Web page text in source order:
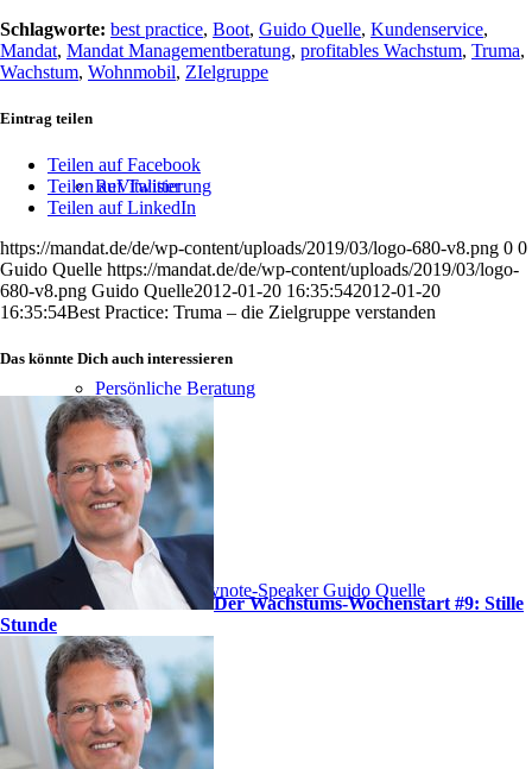
ReVitalisierung
Persönliche Beratung
Redner und Keynote-Speaker Guido Quelle
Schlagworte: best practice, Boot, Guido Quelle, Kundenservice,
Mandat, Mandat Managementberatung, profitables Wachstum, Truma,
Wachstum, Wohnmobil, ZIelgruppe
Eintrag teilen
Teilen auf Facebook
Teilen auf Twitter
Teilen auf LinkedIn
https://mandat.de/de/wp-content/uploads/2019/03/logo-680-v8.png 0 0
Guido Quelle https://mandat.de/de/wp-content/uploads/2019/03/logo-
680-v8.png Guido Quelle2012-01-20 16:35:542012-01-20
16:35:54Best Practice: Truma – die Zielgruppe verstanden
Das könnte Dich auch interessieren
Der Wachstums-Wochenstart #9: Stille
Stunde